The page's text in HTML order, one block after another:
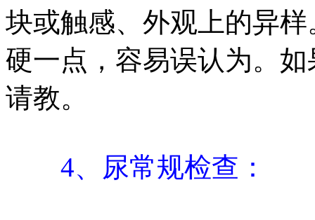
块或触感、外观上的异
硬一点，容易误认为。
请教。
4、尿常规检查：